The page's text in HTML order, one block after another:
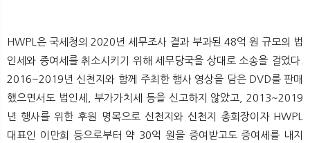
HWPL은 국세청의 2020년 세무조사 결과 부과된 48억 원 규모의 법
인세와 증여세를 취소시키기 위해 세무당국을 상대로 소송을 걸었다.
2016~2019년 신천지와 함께 주최한 행사 영상을 담은 DVD를 판매
했으면서도 법인세, 부가가치세 등을 신고하지 않았고, 2013~2019
년 행사를 위한 후원 명목으로 신천지와 신천지 총회장이자 HWPL
대표인 이만희 등으로부터 약 30억 원을 증여받고도 증여세를 내지